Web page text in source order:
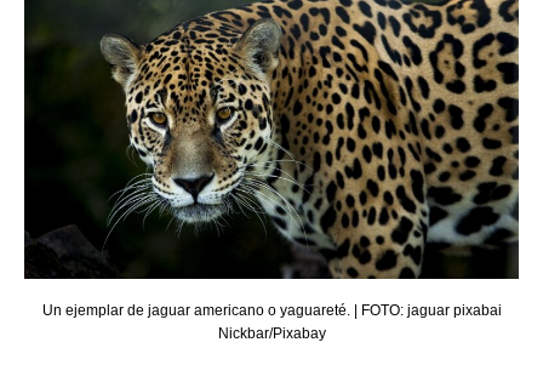
Un ejemplar de jaguar americano o yaguareté. | FOTO: jaguar pixabai
Nickbar/Pixabay